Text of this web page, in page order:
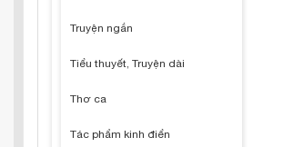
Truyện ngắn
Tiểu thuyết, Truyện dài
Thơ ca
Tác phẩm kinh điển